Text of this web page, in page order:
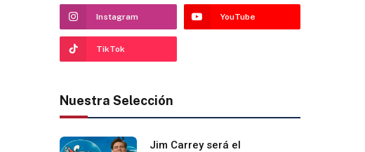
Instagram YouTube
TikTok
Nuestra Selección
Jim Carrey será el